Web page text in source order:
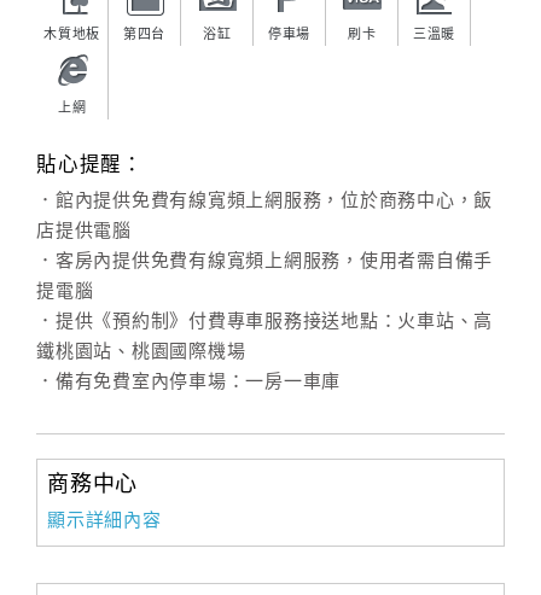
木質地板 第四台 浴缸 停車場 刷卡 三溫暖
上網
貼心提醒：
．館內提供免費有線寬頻上網服務，位於商務中心，飯
店提供電腦
．客房內提供免費有線寬頻上網服務，使用者需自備手
提電腦
．提供《預約制》付費專車服務接送地點：火車站、高
鐵桃園站、桃園國際機場
．備有免費室內停車場：一房一車庫
商務中心
顯示詳細內容